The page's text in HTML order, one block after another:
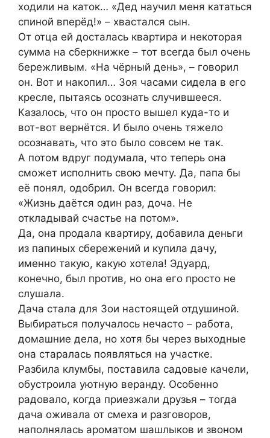
ходили на каток… «Дед научил меня кататься
спиной вперёд!» – хвастался сын.
От отца ей досталась квартира и некоторая
сумма на сберкнижке – тот всегда был очень
бережливым. «На чёрный день», – говорил
он. Вот и накопил… Зоя часами сидела в его
кресле, пытаясь осознать случившееся.
Казалось, что он просто вышел куда-то и
вот-вот вернётся. И было очень тяжело
осознавать, что это было совсем не так.
А потом вдруг подумала, что теперь она
сможет исполнить свою мечту. Да, папа бы
её понял, одобрил. Он всегда говорил:
«Жизнь даётся один раз, доча. Не
откладывай счастье на потом».
Да, она продала квартиру, добавила деньги
из папиных сбережений и купила дачу,
именно такую, какую хотела! Эдуард,
конечно, был против, но она его просто не
слушала.
Дача стала для Зои настоящей отдушиной.
Выбираться получалось нечасто – работа,
домашние дела, но хотя бы через выходные
она старалась появляться на участке.
Разбила клумбы, поставила садовые качели,
обустроила уютную веранду. Особенно
радовало, когда приезжали друзья – тогда
дача оживала от смеха и разговоров,
наполнялась ароматом шашлыков и звоном